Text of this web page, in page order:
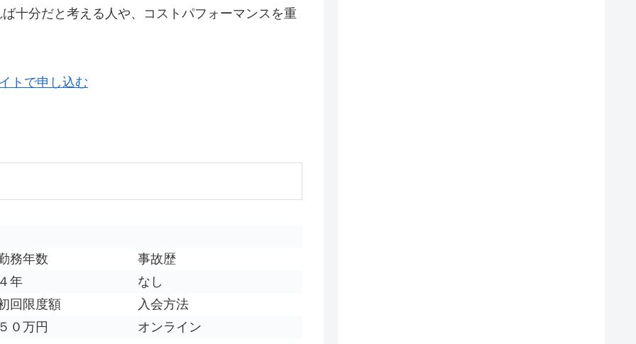
十分だと考える人や、コストパフォーマンスを重
務年数
事故歴
年
なし
回限度額
入会方法
０万円
オンライン